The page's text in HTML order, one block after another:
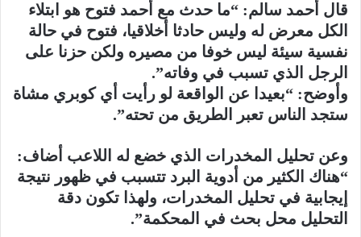
قال أحمد سالم: “ما حدث مع أحمد فتوح هو ابتلاء
الكل معرض له وليس حادثا أخلاقيا، فتوح في حالة
نفسية سيئة ليس خوفا من مصيره ولكن حزنا على
الرجل الذي تسبب في وفاته”.
وأوضح: “بعيدا عن الواقعة لو رأيت أي كوبري مشاة
ستجد الناس تعبر الطريق من تحته”.
وعن تحليل المخدرات الذي خضع له اللاعب أضاف:
“هناك الكثير من أدوية البرد تتسبب في ظهور نتيجة
إيجابية في تحليل المخدرات، ولهذا تكون دقة
التحليل محل بحث في المحكمة”.